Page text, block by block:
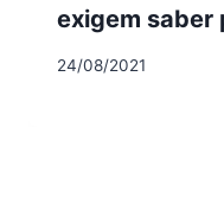
exigem saber
24/08/2021